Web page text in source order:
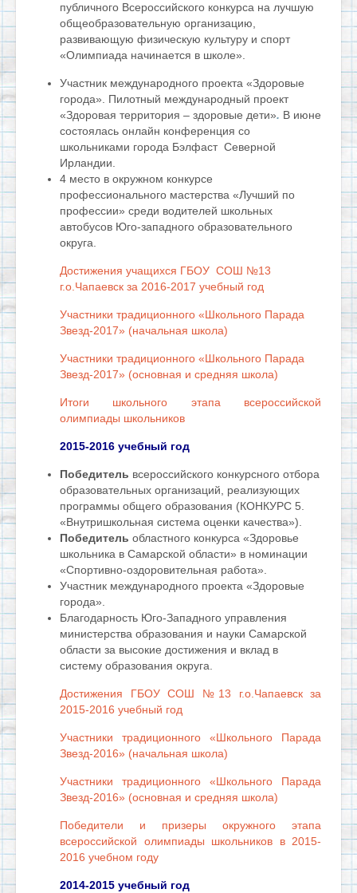
публичного Всероссийского конкурса на лучшую
общеобразовательную организацию,
развивающую физическую культуру и спорт
«Олимпиада начинается в школе».
Участник международного проекта «Здоровые
города». Пилотный международный проект
«Здоровая территория – здоровые дети». В июне
состоялась онлайн конференция со
школьниками города Бэлфаст Северной
Ирландии.
4 место в окружном конкурсе
профессионального мастерства «Лучший по
профессии» среди водителей школьных
автобусов Юго-западного образовательного
округа.
Достижения учащихся ГБОУ СОШ №13
г.о.Чапаевск за 2016-2017 учебный год
Участники традиционного «Школьного Парада
Звезд-2017» (начальная школа)
Участники традиционного «Школьного Парада
Звезд-2017» (основная и средняя школа)
Итоги школьного этапа всероссийской
олимпиады школьников
2015-2016 учебный год
Победитель всероссийского конкурсного отбора
образовательных организаций, реализующих
программы общего образования (КОНКУРС 5.
«Внутришкольная система оценки качества»).
Победитель областного конкурса «Здоровье
школьника в Самарской области» в номинации
«Спортивно-оздоровительная работа».
Участник международного проекта «Здоровые
города».
Благодарность Юго-Западного управления
министерства образования и науки Самарской
области за высокие достижения и вклад в
систему образования округа.
Достижения ГБОУ СОШ №13 г.о.Чапаевск за
2015-2016 учебный год
Участники традиционного «Школьного Парада
Звезд-2016» (начальная школа)
Участники традиционного «Школьного Парада
Звезд-2016» (основная и средняя школа)
Победители и призеры окружного этапа
всероссийской олимпиады школьников в 2015-
2016 учебном году
2014-2015 учебный год